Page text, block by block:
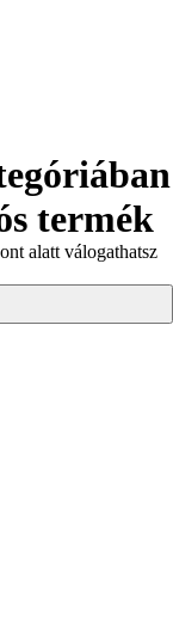
termék
alatt válogathatsz